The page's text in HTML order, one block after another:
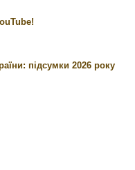
підсумки 2026 року